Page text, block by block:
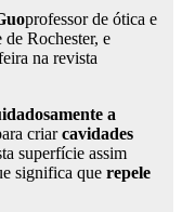
professor de ótica e
Rochester, e
na revista
a
criarcavidades
superfície assim
significa que repele